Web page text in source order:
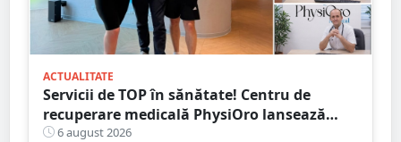
ACTUALITATE
Servicii de TOP în sănătate! Centru de
recuperare medicală PhysiOro lansează
Divizia medicală PhysiOro
6 august 2026